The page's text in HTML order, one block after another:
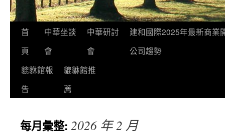
首
頁
中華坐談
會
中華研討
會
建和國際2025年最新商業
公司趨勢
貔貅館報
告
貔貅館推
薦
每月彙整: 2026 年 2 月